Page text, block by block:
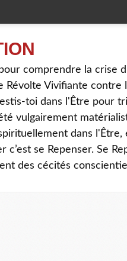
comprendre la crise
Révolte Vivifiante
toi dans l'Être pour
vulgairement
dans
c’est se Repenser. Se
des cécités